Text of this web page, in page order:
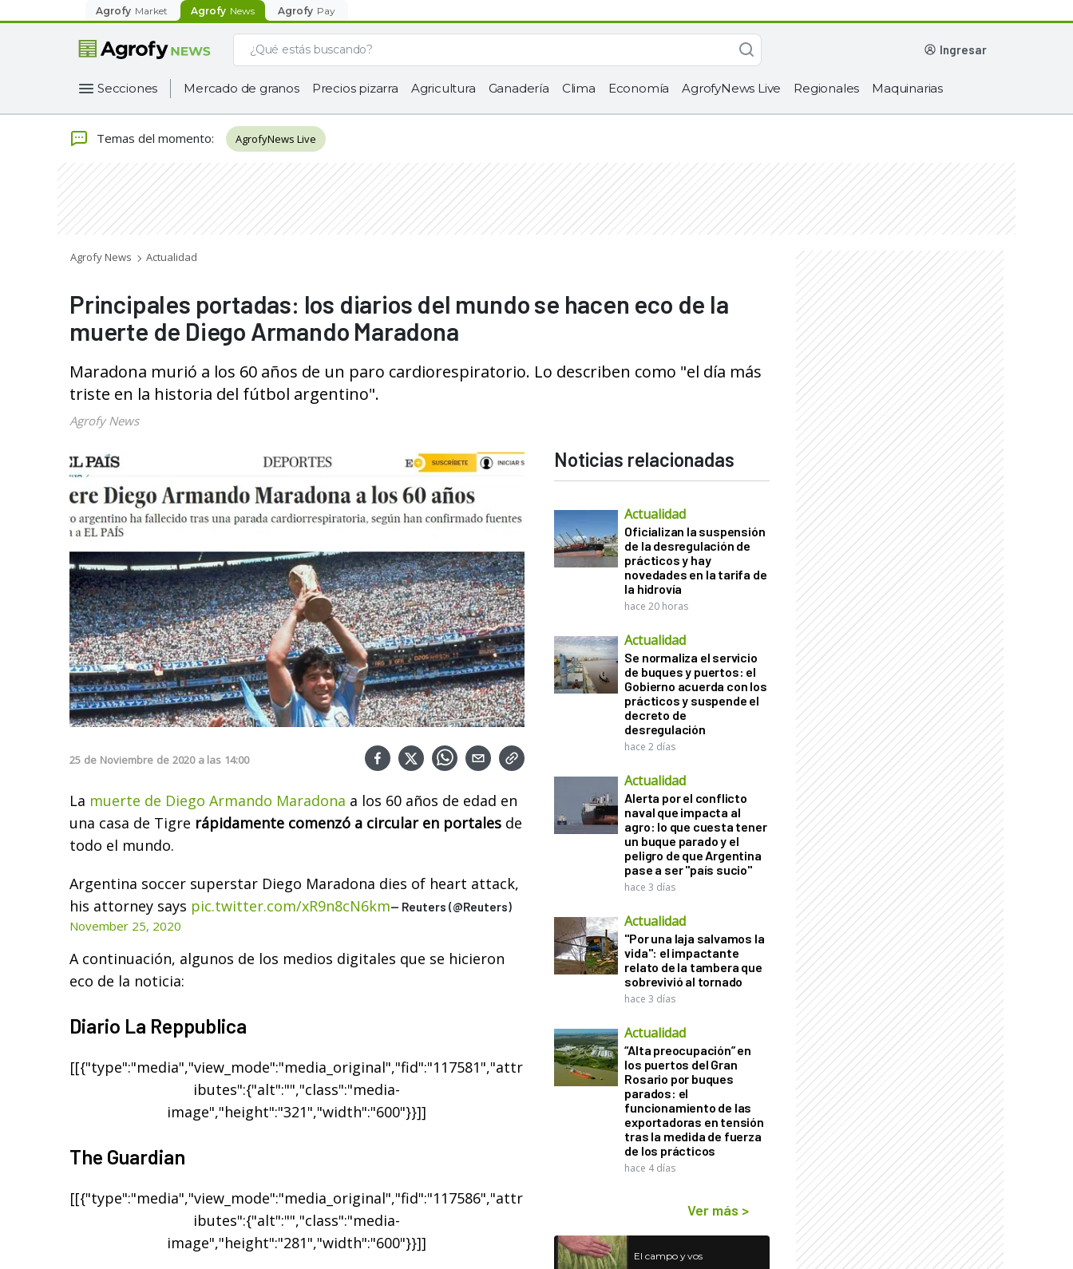
Agrofy Market Agrofy News Agrofy Pay
ingresar
Secciones Mercado de granos Precios pizarra Agricultura Ganadería Clima Economía AgrofyNews Live Regionales Maquinarias
Temas del momento: AgrofyNews Live
Agrofy News Actualidad
Principales portadas: los diarios del mundo se hacen eco de la
muerte de Diego Armando Maradona
Maradona murió a los 60 años de un paro cardiorespiratorio. Lo describen como "el día más
triste en la historia del fútbol argentino".
Agrofy News
25 de Noviembre de 2020 a las 14:00
La muerte de Diego Armando Maradona a los 60 años de edad en
una casa de Tigre rápidamente comenzó a circular en portales de
todo el mundo.
Argentina soccer superstar Diego Maradona dies of heart attack,
his attorney says pic.twitter.com/xR9n8cN6km— Reuters (@Reuters)
November 25, 2020
A continuación, algunos de los medios digitales que se hicieron
eco de la noticia:
Diario La Reppublica
[[{"type":"media","view_mode":"media_original","fid":"117581","attr
ibutes":{"alt":"","class":"media-
image","height":"321","width":"600"}}]]
The Guardian
[[{"type":"media","view_mode":"media_original","fid":"117586","attr
ibutes":{"alt":"","class":"media-
image","height":"281","width":"600"}}]]
Noticias relacionadas
Actualidad
Oficializan la suspensión
de la desregulación de
prácticos y hay
novedades en la tarifa de
la hidrovía
hace 20 horas
Actualidad
Se normaliza el servicio
de buques y puertos: el
Gobierno acuerda con los
prácticos y suspende el
decreto de
desregulación
hace 2 días
Actualidad
Alerta por el conflicto
naval que impacta al
agro: lo que cuesta tener
un buque parado y el
peligro de que Argentina
pase a ser "país sucio"
hace 3 días
Actualidad
"Por una laja salvamos la
vida": el impactante
relato de la tambera que
sobrevivió al tornado
hace 3 días
Actualidad
“Alta preocupación” en
los puertos del Gran
Rosario por buques
parados: el
funcionamiento de las
exportadoras en tensión
tras la medida de fuerza
de los prácticos
hace 4 días
Ver más >
El campo y vos